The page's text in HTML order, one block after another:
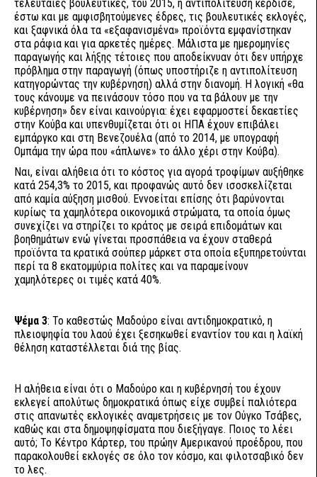
τελευταίες βουλευτικές, του 2015, η αντιπολίτευση κέρδισε,
έστω και με αμφισβητούμενες έδρες, τις βουλευτικές εκλογές,
και ξαφνικά όλα τα «εξαφανισμένα» προϊόντα εμφανίστηκαν
στα ράφια και για αρκετές ημέρες. Μάλιστα με ημερομηνίες
παραγωγής και λήξης τέτοιες που αποδείκνυαν ότι δεν υπήρχε
πρόβλημα στην παραγωγή (όπως υποστήριζε η αντιπολίτευση
κατηγορώντας την κυβέρνηση) αλλά στην διανομή. Η λογική «θα
τους κάνουμε να πεινάσουν τόσο που να τα βάλουν με την
κυβέρνηση» δεν είναι καινούργια: έχει εφαρμοστεί δεκαετίες
στην Κούβα και υπενθυμίζεται ότι οι ΗΠΑ έχουν επιβάλει
εμπάργκο και στη Βενεζουέλα (από το 2014, με υπογραφή
Ομπάμα την ώρα που «άπλωνε» το άλλο χέρι στην Κούβα).
Ναι, είναι αλήθεια ότι το κόστος για αγορά τροφίμων αυξήθηκε
κατά 254,3% το 2015, και προφανώς αυτό δεν ισοσκελίζεται
από καμία αύξηση μισθού. Εννοείται επίσης ότι βαρύνονται
κυρίως τα χαμηλότερα οικονομικά στρώματα, τα οποία όμως
συνεχίζει να στηρίζει το κράτος με σειρά επιδομάτων και
βοηθημάτων ενώ γίνεται προσπάθεια να έχουν σταθερά
προϊόντα τα κρατικά σούπερ μάρκετ στα οποία εξυπηρετούνται
περί τα 8 εκατομμύρια πολίτες και να παραμείνουν
χαμηλότερες οι τιμές κατά 40%.
Ψέμα 3: Το καθεστώς Μαδούρο είναι αντιδημοκρατικό, η
πλειοψηφία του λαού έχει ξεσηκωθεί εναντίον του και η λαϊκή
θέληση καταστέλλεται διά της βίας.
Η αλήθεια είναι ότι ο Μαδούρο και η κυβέρνησή του έχουν
εκλεγεί απολύτως δημοκρατικά όπως είχε συμβεί παλιότερα
στις απανωτές εκλογικές αναμετρήσεις με τον Ούγκο Τσάβες,
καθώς και στα δημοψηφίσματα που διεξήγαγε. Ποιος το λέει
αυτό; Το Κέντρο Κάρτερ, του πρώην Αμερικανού προέδρου, που
παρακολουθεί εκλογές σε όλο τον κόσμο, και φιλοτσαβικό δεν
το λες.